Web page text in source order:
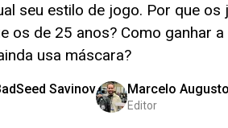
seu estilo de jogo. Por que os
os de 25 anos? Como ganhar
usa máscara?
Savinov Marcelo Augusto
Editor